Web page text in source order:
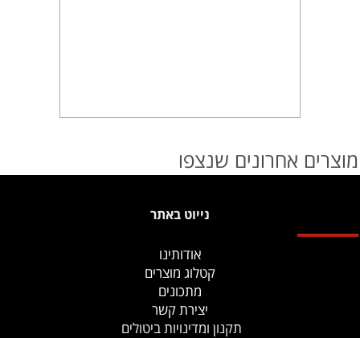
מוצרים אחרונים שנצפו
נייוט באתר
אודותינו
קטלוג מוצרים
מתכונים
יצירת קשר
תקנון ומדינויות ביטולים